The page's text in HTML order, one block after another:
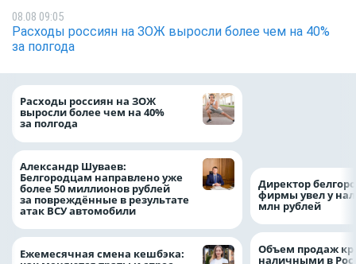
08.08 09:05
Расходы россиян на ЗОЖ выросли более чем на 40%
за полгода
Расходы россиян на ЗОЖ
выросли более чем на 40%
за полгода
Александр Шуваев:
Белгородцам направлено уже
более 50 миллионов рублей
за повреждённые в результате
атак ВСУ автомобили
Ежемесячная смена кешбэка:
Директор
фирмы увел у
млн рублей
Объем продаж
наличными в